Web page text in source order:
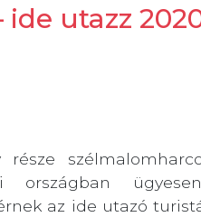
ide utazz
országban
az ide utazó